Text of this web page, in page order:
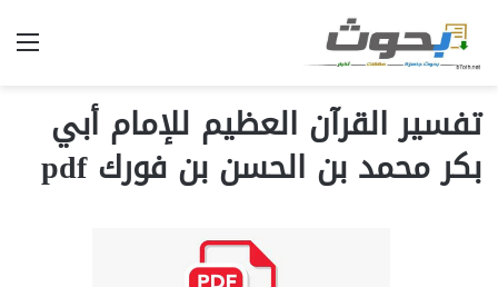
تفسير القرآن العظيم للإمام أبي
بكر محمد بن الحسن بن فورك pdf